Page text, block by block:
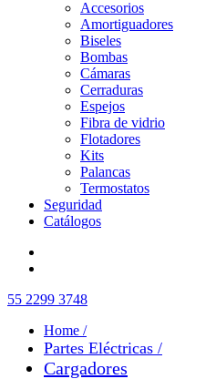
Accesorios
Amortiguadores
Biseles
Bombas
Cámaras
Cerraduras
Espejos
Fibra de vidrio
Flotadores
Kits
Palancas
Termostatos
Seguridad
Catálogos
55 2299 3748
Home /
Partes Eléctricas /
Cargadores